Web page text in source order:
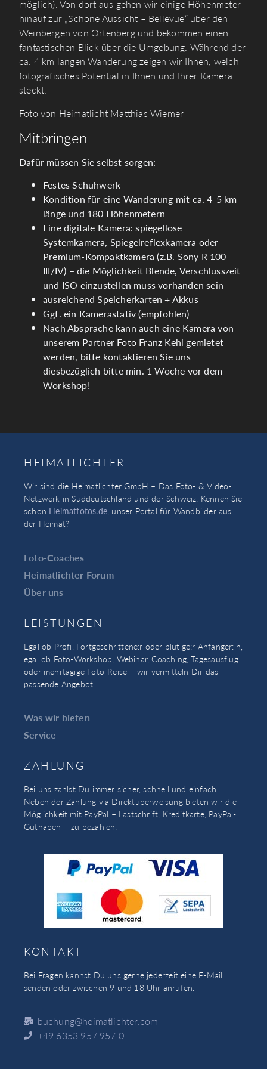
möglich). Von dort aus gehen wir einige Höhenmeter
hinauf zur „Schöne Aussicht – Bellevue“ über den
Weinbergen von Ortenberg und bekommen einen
fantastischen Blick über die Umgebung. Während der
ca. 4 km langen Wanderung zeigen wir Ihnen, welch
fotografisches Potential in Ihnen und Ihrer Kamera
steckt.
Foto von Heimatlicht Matthias Wiemer
Mitbringen
Dafür müssen Sie selbst sorgen:
Festes Schuhwerk
Kondition für eine Wanderung mit ca. 4-5 km
länge und 180 Höhenmetern
Eine digitale Kamera: spiegellose
Systemkamera, Spiegelreflexkamera oder
Premium-Kompaktkamera (z.B. Sony R 100
III/IV) – die Möglichkeit Blende, Verschlusszeit
und ISO einzustellen muss vorhanden sein
ausreichend Speicherkarten + Akkus
Ggf. ein Kamerastativ (empfohlen)
Nach Absprache kann auch eine Kamera von
unserem Partner Foto Franz Kehl gemietet
werden, bitte kontaktieren Sie uns
diesbezüglich bitte min. 1 Woche vor dem
Workshop!
HEIMATLICHTER
Wir sind die Heimatlichter GmbH – Das Foto- & Video-
Netzwerk in Süddeutschland und der Schweiz. Kennen Sie
schon Heimatfotos.de, unser Portal für Wandbilder aus
der Heimat?
Foto-Coaches
Heimatlichter Forum
Über uns
LEISTUNGEN
Egal ob Profi, Fortgeschrittene:r oder blutige:r Anfänger:in,
egal ob Foto-Workshop, Webinar, Coaching, Tagesausflug
oder mehrtägige Foto-Reise – wir vermitteln Dir das
passende Angebot.
Was wir bieten
Service
ZAHLUNG
Bei uns zahlst Du immer sicher, schnell und einfach.
Neben der Zahlung via Direktüberweisung bieten wir die
Möglichkeit mit PayPal – Lastschrift, Kreditkarte, PayPal-
Guthaben – zu bezahlen.
KONTAKT
Bei Fragen kannst Du uns gerne jederzeit eine E-Mail
senden oder zwischen 9 und 18 Uhr anrufen.
buchung@heimatlichter.com
+49 6353 957 957 0